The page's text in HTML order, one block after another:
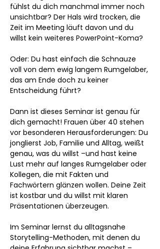
fühlst du dich manchmal immer noch
unsichtbar? Der Hals wird trocken, die
Zeit im Meeting läuft davon und du
willst kein weiteres PowerPoint-Koma?
Oder: Du hast einfach die Schnauze
voll von dem ewig langem Rumgelaber,
das am Ende doch zu keiner
Entscheidung führt?
Dann ist dieses Seminar ist genau für
dich gemacht! Frauen über 40 stehen
vor besonderen Herausforderungen: Du
jonglierst Job, Familie und Alltag, weißt
genau, was du willst –und hast keine
Lust mehr auf langes Rumgelaber oder
Kollegen, die mit Fakten und
Fachwörtern glänzen wollen. Deine Zeit
ist kostbar und du willst mit klaren
Präsentationen überzeugen.
Im Seminar lernst du alltagsnahe
Storytelling-Methoden, mit denen du